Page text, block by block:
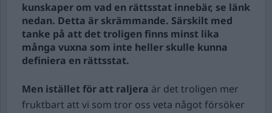
kunskaper om vad en rättsstat innebär, se länk
nedan. Detta är skrämmande. Särskilt med
tanke på att det troligen finns minst lika
många vuxna som inte heller skulle kunna
definiera en rättsstat.
Men istället för att raljera är det troligen mer
fruktbart att vi som tror oss veta något försöker